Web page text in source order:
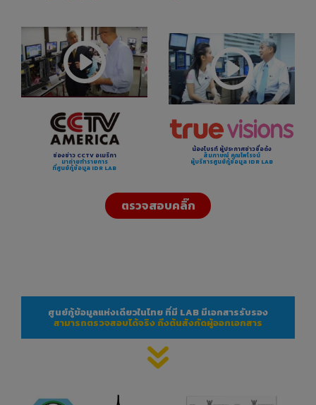
ช่องข่าว CCTV อเมริกา
มาถ่ายทำรายการ
ที่ศูนย์กู้ข้อมูล IDR LAB
น้องไบรท์ ผู้ประกาศข่าวชื่อดัง
สัมภาษณ์ คุณไพโรจน์
ผู้บริหารศูนย์กู้ข้อมูล IDR LAB
ตรวจสอบคลิ๊ก
ศูนย์กู้ข้อมูลแห่งเดียวในไทย ที่มี LAB มีเอกสารรับรอง
สามารถตรวจสอบได้จริง ถึงต้นสังกัดผู้ออกเอกสาร